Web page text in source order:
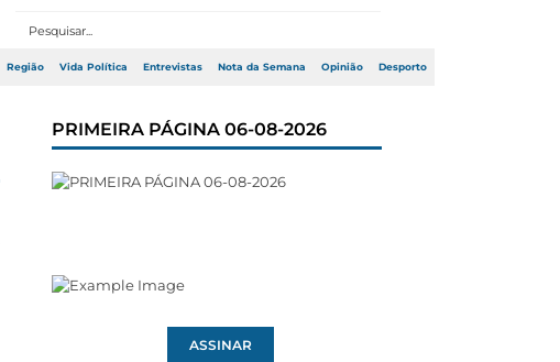
Região Vida Política Entrevistas Nota da Semana Opinião Desporto
PRIMEIRA PÁGINA 06-08-2026
ASSINAR